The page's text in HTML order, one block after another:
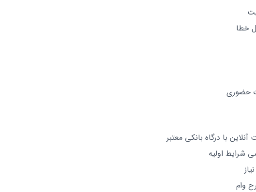
خطا
حضوری
با درگاه بانکی معتبر
شرایط اولیه
وام